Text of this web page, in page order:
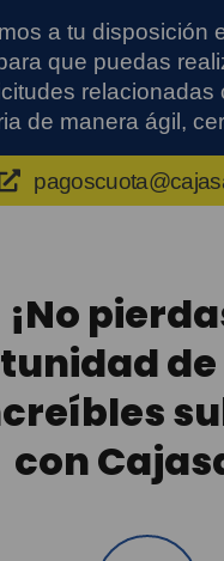
a tu disposición
que puedas
relacionadas
de manera ágil,
¡No
con